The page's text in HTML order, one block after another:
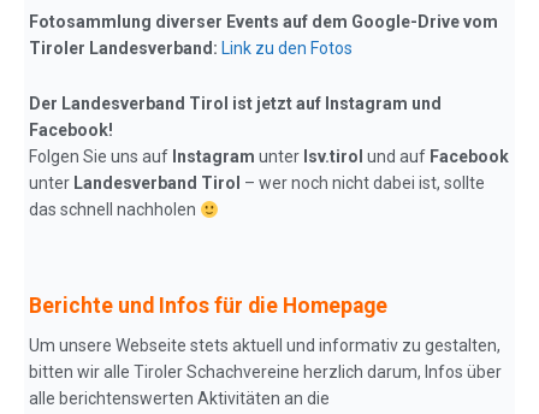
Fotosammlung diverser Events auf dem Google-Drive vom
Tiroler Landesverband: Link zu den Fotos
Der Landesverband Tirol ist jetzt auf Instagram und
Facebook!
Folgen Sie uns auf Instagram unter lsv.tirolund auf Facebook
unter Landesverband Tirol – wer noch nicht dabei ist, sollte
das schnell nachholen
Berichte und Infos für die Homepage
Um unsere Webseite stets aktuell und informativ zu gestalten,
bitten wir alle Tiroler Schachvereine herzlich darum, Infos über
alle berichtenswerten Aktivitäten an die